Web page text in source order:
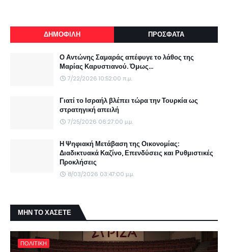
ΔΗΜΟΦΙΛΗ ΠΡΟΣΦΑΤΑ
Ο Αντώνης Σαμαράς απέφυγε το λάθος της
Μαρίας Καρυστιανού. Όμως...
7/22/2026 10:52:00 π.μ.
Γιατί το Ισραήλ βλέπει τώρα την Τουρκία ως
στρατηγική απειλή
7/25/2026 06:27:00 μ.μ.
Η Ψηφιακή Μετάβαση της Οικονομίας:
Διαδικτυακά Καζίνο, Επενδύσεις και Ρυθμιστικές
Προκλήσεις
8/03/2026 03:47:00 μ.μ.
ΜΗΝ ΤΟ ΧΑΣΕΤΕ
ΠΟΛΙΤΙΚΗ